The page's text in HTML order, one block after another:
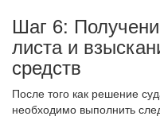
Шаг 6:
листа и
средств
После того как решение
необходимо выполнить